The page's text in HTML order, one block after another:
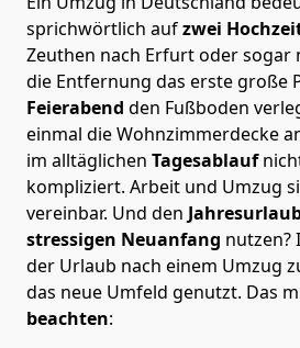
sprichwörtlich aufzwei
Zeuthen nach Erfurt oder sogar
die Entfernung das erste große
Feierabend den Fußboden
einmal die Wohnzimmerdecke
im alltäglichen Tagesablauf
kompliziert. Arbeit und Umzug
vereinbar. Und den
stressigen Neuanfang nutzen?
der Urlaub nach einem Umzug
das neue Umfeld genutzt. Das
beachten: